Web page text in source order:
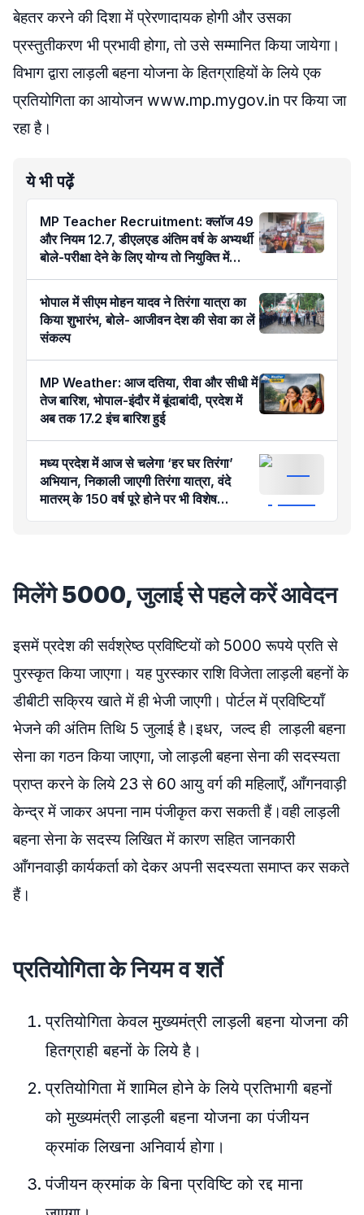
बेहतर करने की दिशा में प्रेरणादायक होगी और उसका
प्रस्तुतीकरण भी प्रभावी होगा, तो उसे सम्मानित किया जायेगा।
विभाग द्वारा लाड़ली बहना योजना के हितग्राहियों के लिये एक
प्रतियोगिता का आयोजन www.mp.mygov.in पर किया जा
रहा है।
ये भी पढ़ें
MP Teacher Recruitment: क्लॉज 49
और नियम 12.7, डीएलएड अंतिम वर्ष के अभ्यर्थी
बोले-परीक्षा देने के लिए योग्य तो नियुक्ति में
अयोग्य कैसे?
भोपाल में सीएम मोहन यादव ने तिरंगा यात्रा का
किया शुभारंभ, बोले- आजीवन देश की सेवा का लें
संकल्प
MP Weather: आज दतिया, रीवा और सीधी में
तेज बारिश, भोपाल-इंदौर में बूंदाबांदी, प्रदेश में
अब तक 17.2 इंच बारिश हुई
मध्य प्रदेश में आज से चलेगा ‘हर घर तिरंगा’
अभियान, निकाली जाएगी तिरंगा यात्रा, वंदे
मातरम् के 150 वर्ष पूरे होने पर भी विशेष
कार्यक्रम
मिलेंगे 5000, जुलाई से पहले करें आवेदन
इसमें प्रदेश की सर्वश्रेष्ठ प्रविष्टियों को 5000 रूपये प्रति से
पुरस्कृत किया जाएगा। यह पुरस्कार राशि विजेता लाड़ली बहनों के
डीबीटी सक्रिय खाते में ही भेजी जाएगी। पोर्टल में प्रविष्टियॉं
भेजने की अंतिम तिथि 5 जुलाई है।इधर, जल्द ही लाड़ली बहना
सेना का गठन किया जाएगा, जो लाड़ली बहना सेना की सदस्यता
प्राप्त करने के लिये 23 से 60 आयु वर्ग की महिलाएँ, आँगनवाड़ी
केन्द्र में जाकर अपना नाम पंजीकृत करा सकती हैं।वही लाड़ली
बहना सेना के सदस्य लिखित में कारण सहित जानकारी
आँगनवाड़ी कार्यकर्ता को देकर अपनी सदस्यता समाप्त कर सकते
हैं।
प्रतियोगिता के नियम व शर्ते
प्रतियोगिता केवल मुख्यमंत्री लाड़ली बहना योजना की
हितग्राही बहनों के लिये है।
प्रतियोगिता में शामिल होने के लिये प्रतिभागी बहनों
को मुख्यमंत्री लाड़ली बहना योजना का पंजीयन
क्रमांक लिखना अनिवार्य होगा।
पंजीयन क्रमांक के बिना प्रविष्टि को रद्द माना